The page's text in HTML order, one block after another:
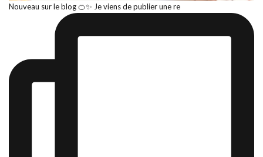
Nouveau sur le blog 🍊✨ Je viens de publier une re